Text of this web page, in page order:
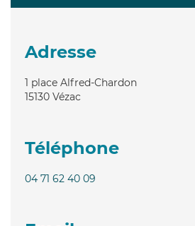
Adresse
1 place Alfred-Chardon
15130 Vézac
Téléphone
04 71 62 40 09